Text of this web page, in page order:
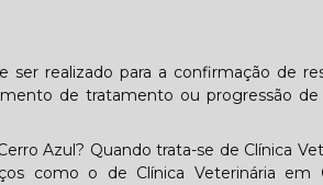
ser realizado para a confirmação de
de tratamento ou progressão de
Azul? Quando trata-se de Clínica
como o de Clínica Veterinária em